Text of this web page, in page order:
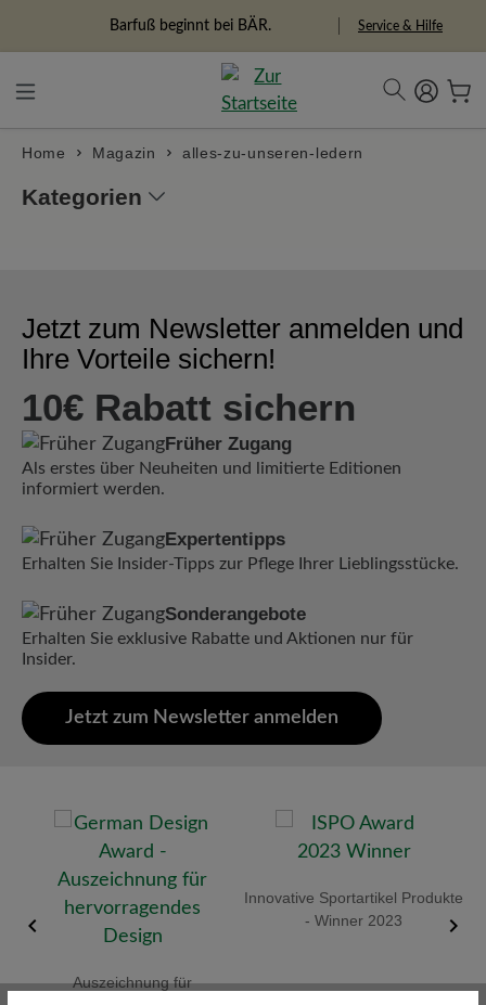
Barfuß beginnt bei BÄR. Service & Hilfe
Home Magazin alles-zu-unseren-ledern
Kategorien
Jetzt zum Newsletter anmelden und
Ihre Vorteile sichern!
10€ Rabatt sichern
Früher Zugang
Als erstes über Neuheiten und limitierte Editionen
informiert werden.
Expertentipps
Erhalten Sie Insider-Tipps zur Pflege Ihrer Lieblingsstücke.
Sonderangebote
Erhalten Sie exklusive Rabatte und Aktionen nur für
Insider.
Jetzt zum Newsletter anmelden
Auszeichnung für
Innovative Sportartikel Produkte
- Winner 2023